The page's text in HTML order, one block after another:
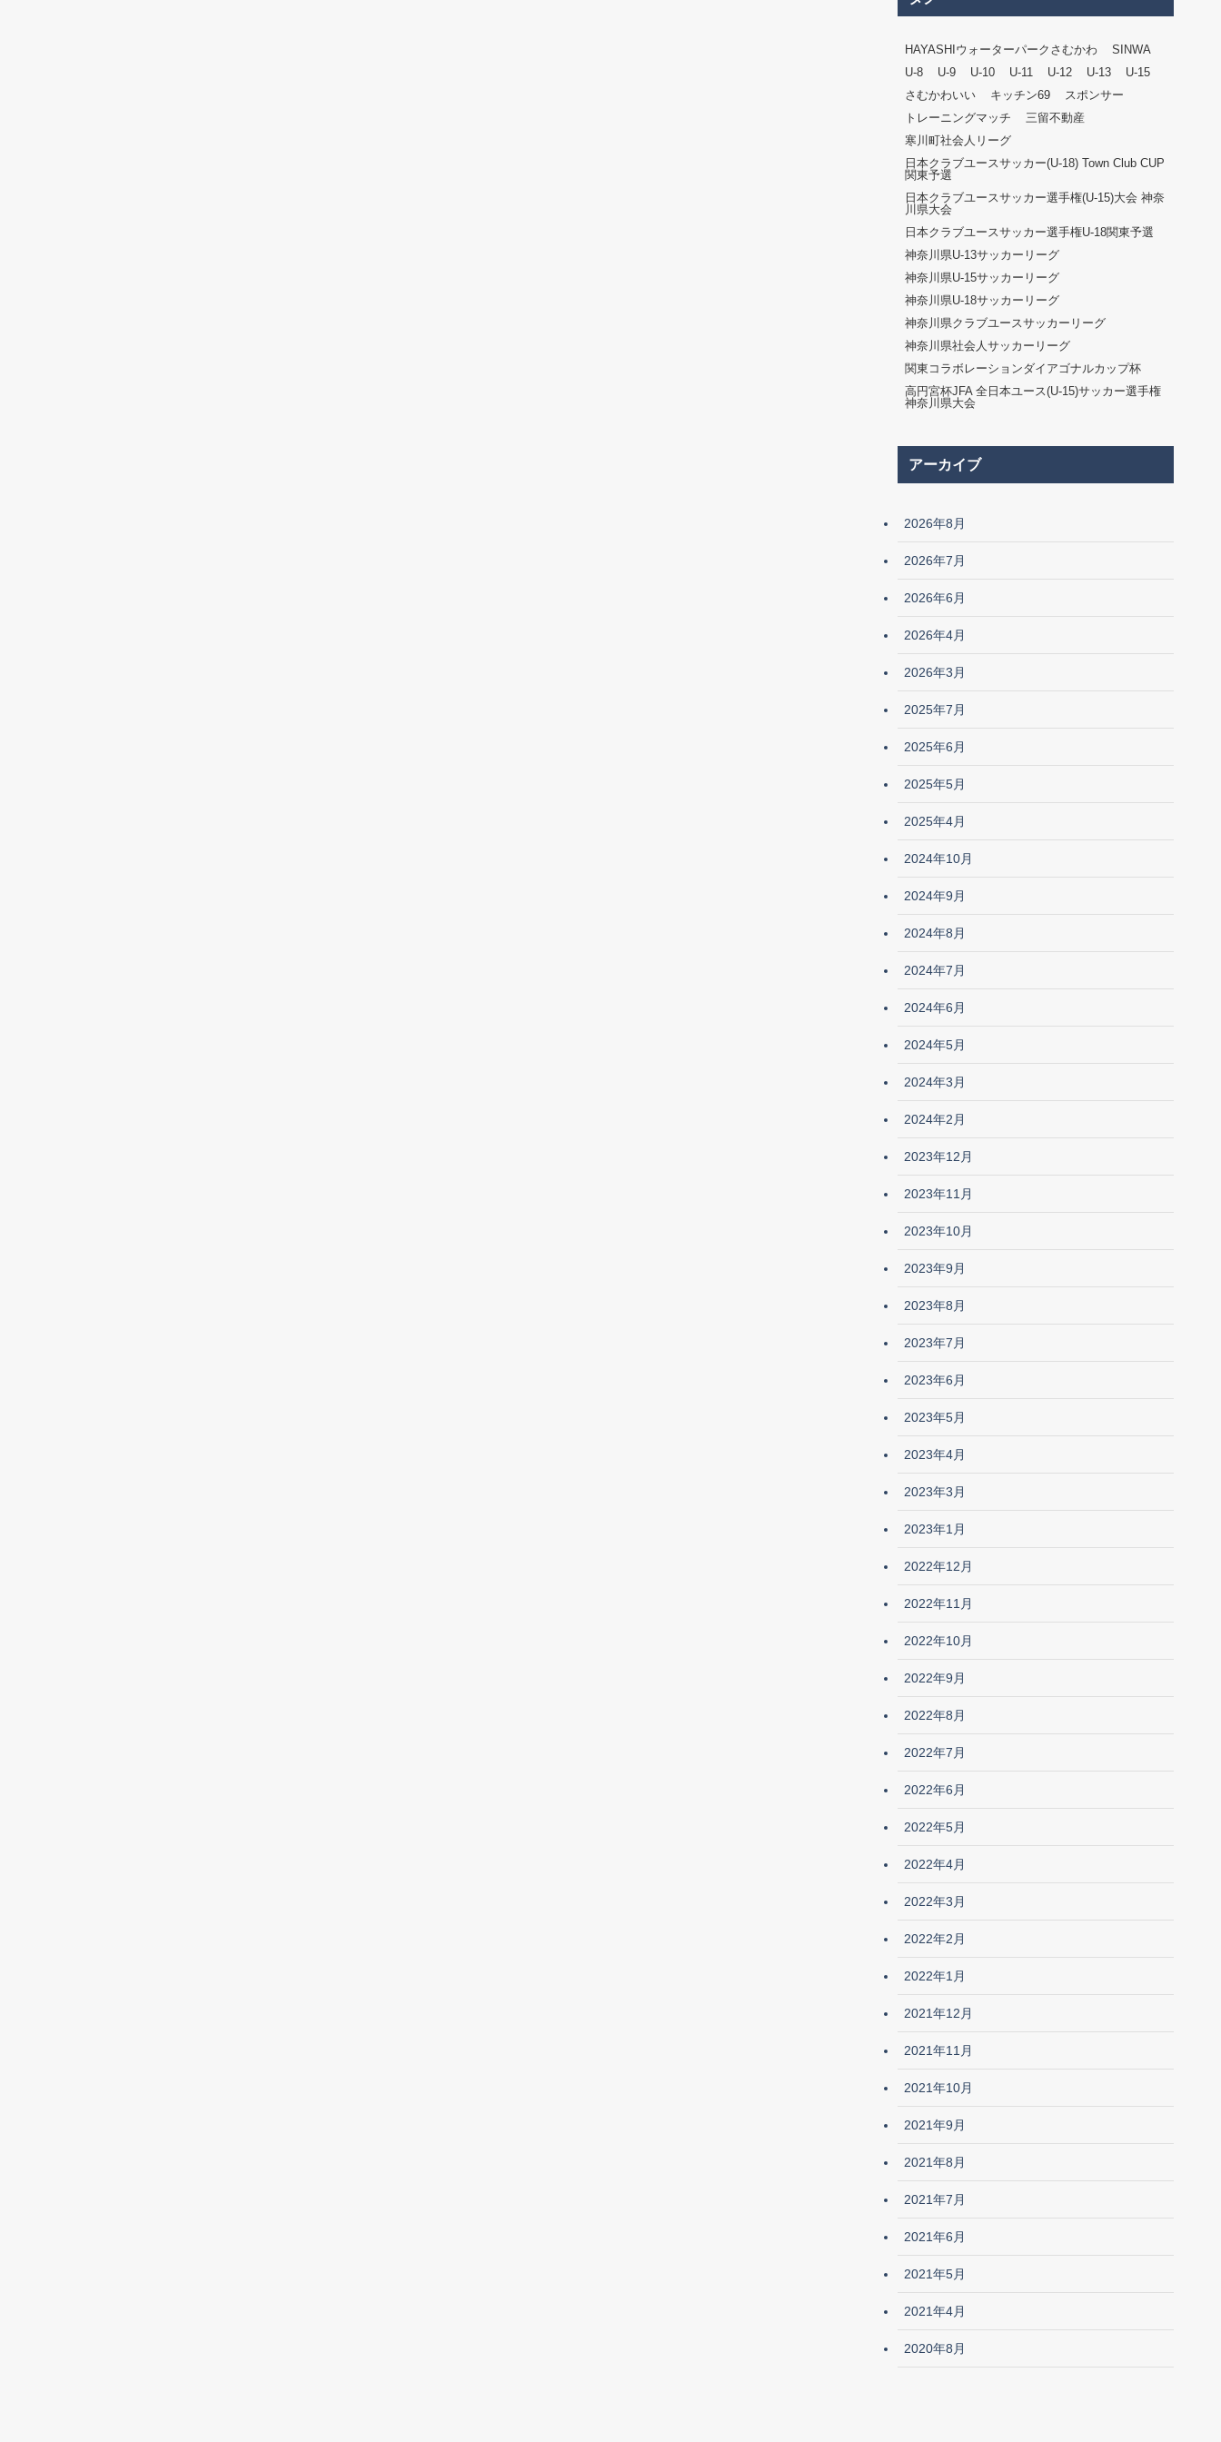
HAYASHIウォーターパークさむかわ
SINWA
U-8
U-9 U-10 U-11 U-12 U-13
U-15
さむかわいい
キッチン69
スポンサー
トレーニングマッチ
三留不動産
寒川町社会人リーグ
日本クラブユースサッカー(U-18) Town Club CUP
関東予選
日本クラブユースサッカー選手権(U-15)大会 神奈
川県大会
日本クラブユースサッカー選手権U-18関東予選
神奈川県U-13サッカーリーグ
神奈川県U-15サッカーリーグ
神奈川県U-18サッカーリーグ
神奈川県クラブユースサッカーリーグ
神奈川県社会人サッカーリーグ
関東コラボレーションダイアゴナルカップ杯
高円宮杯JFA 全日本ユース(U-15)サッカー選手権
神奈川県大会
アーカイブ
2026年8月
2026年7月
2026年6月
2026年4月
2026年3月
2025年7月
2025年6月
2025年5月
2025年4月
2024年10月
2024年9月
2024年8月
2024年7月
2024年6月
2024年5月
2024年3月
2024年2月
2023年12月
2023年11月
2023年10月
2023年9月
2023年8月
2023年7月
2023年6月
2023年5月
2023年4月
2023年3月
2023年1月
2022年12月
2022年11月
2022年10月
2022年9月
2022年8月
2022年7月
2022年6月
2022年5月
2022年4月
2022年3月
2022年2月
2022年1月
2021年12月
2021年11月
2021年10月
2021年9月
2021年8月
2021年7月
2021年6月
2021年5月
2021年4月
2020年8月